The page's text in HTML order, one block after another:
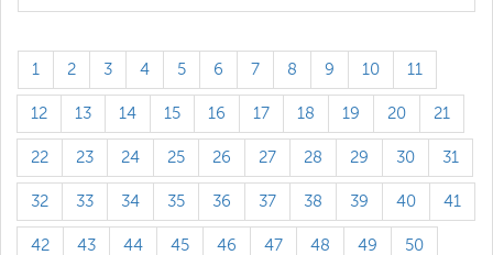
1 2 3 4 5 6 7 8 9 10 11
12 13 14 15 16 17 18 19 20 21
22 23 24 25 26 27 28 29 30 31
32 33 34 35 36 37 38 39 40 41
42 43 44 45 46 47 48 49 50